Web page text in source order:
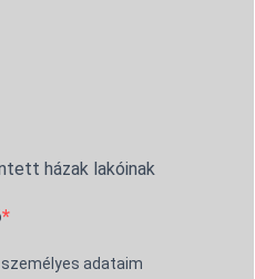
házak lakóinak
adataim